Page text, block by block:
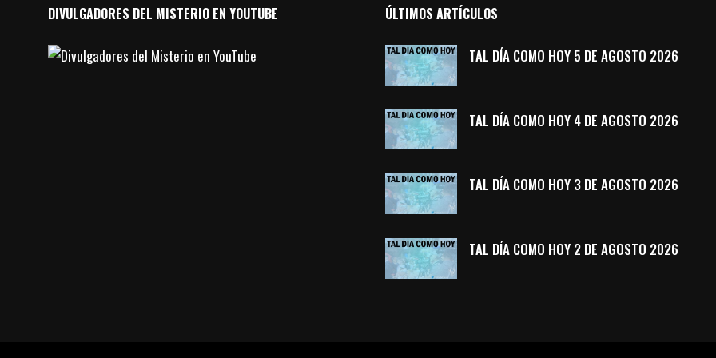
DIVULGADORES DEL MISTERIO EN YOUTUBE ÚLTIMOS ARTÍCULOS
TAL DÍA COMO HOY 5 DE AGOSTO 2026
TAL DÍA COMO HOY 4 DE AGOSTO 2026
TAL DÍA COMO HOY 3 DE AGOSTO 2026
TAL DÍA COMO HOY 2 DE AGOSTO 2026